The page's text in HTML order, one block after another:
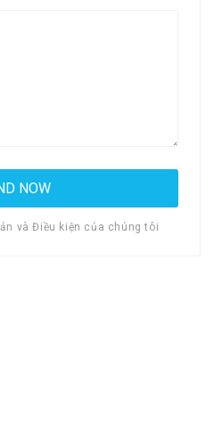
và Điều kiện của chúng tôi